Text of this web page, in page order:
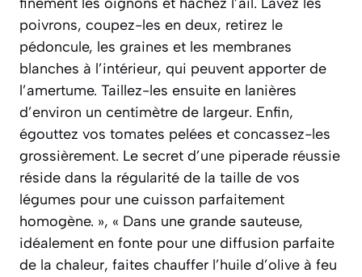
poivrons, coupez-les en deux, retirez le
pédoncule, les graines et les membranes
blanches à l’intérieur, qui peuvent apporter de
l’amertume. Taillez-les ensuite en lanières
d’environ un centimètre de largeur. Enfin,
égouttez vos tomates pelées et concassez-les
grossièrement. Le secret d’une piperade réussie
réside dans la régularité de la taille de vos
légumes pour une cuisson parfaitement
homogène. », « Dans une grande sauteuse,
idéalement en fonte pour une diffusion parfaite
de la chaleur, faites chauffer l’huile d’olive à feu